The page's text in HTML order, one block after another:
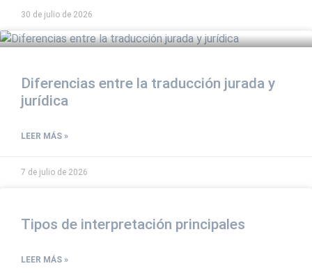
30 de julio de 2026
Diferencias entre la traducción jurada y
jurídica
LEER MÁS »
7 de julio de 2026
Tipos de interpretación principales
LEER MÁS »